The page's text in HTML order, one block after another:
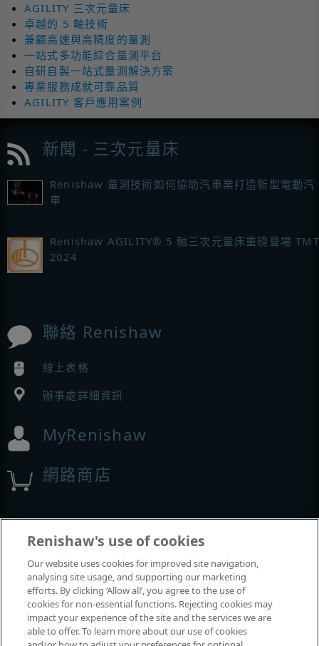
AGILITY 三次元量床
卓越的 5 軸技術
兼顧高速與高精度的量測
一站式多功能綜合量測平台
自研自製一站式量測解決方案
專業服務成就可靠品質
AGILITY 客戶應用案例
新聞 - 三次元量床
Renishaw 量測技術如何協助汽車業打造新型電動汽
車
Renishaw AGILITY® 5 軸三次元量床重磅登場
2024
聯絡 Renishaw
線上表格
辦事處詳細資訊
MyRenishaw
網路商店
展覽與會議
我們參加的活動
Renishaw's use of cookies
Our website uses cookies for improved site navigation,
analysing site usage, and supporting our marketing
efforts. By clicking ‘Allow all’, you agree to the use of
cookies for non-essential functions. Rejecting cookies may
impact your experience of the site and the services we are
able to offer. To learn more about our use of cookies